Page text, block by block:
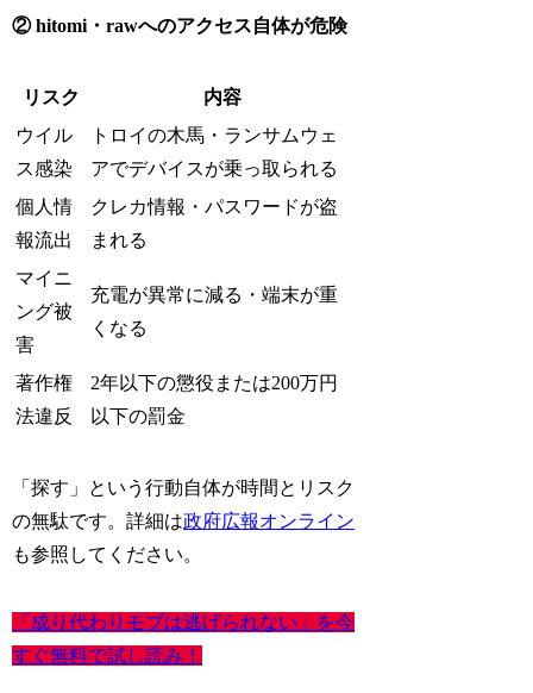
② hitomi・rawへのアクセス自体が危険
リスク
内容
ウイル
ス感染
トロイの木馬・ランサムウェ
アでデバイスが乗っ取られる
個人情
報流出
クレカ情報・パスワードが盗
まれる
マイニ
ング被
害
充電が異常に減る・端末が重
くなる
著作権
法違反
2年以下の懲役または200万円
以下の罰金
「探す」という行動自体が時間とリスク
の無駄です。詳細は政府広報オンライン
も参照してください。
「成り代わりモブは逃げられない」を今
すぐ無料で試し読み！